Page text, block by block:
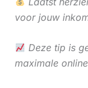
voor jouw
Deze tip is
maximale